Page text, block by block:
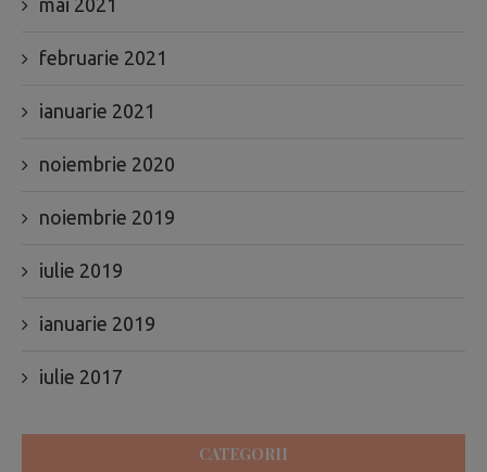
februarie 2021
ianuarie 2021
noiembrie 2020
noiembrie 2019
iulie 2019
ianuarie 2019
iulie 2017
CATEGORII